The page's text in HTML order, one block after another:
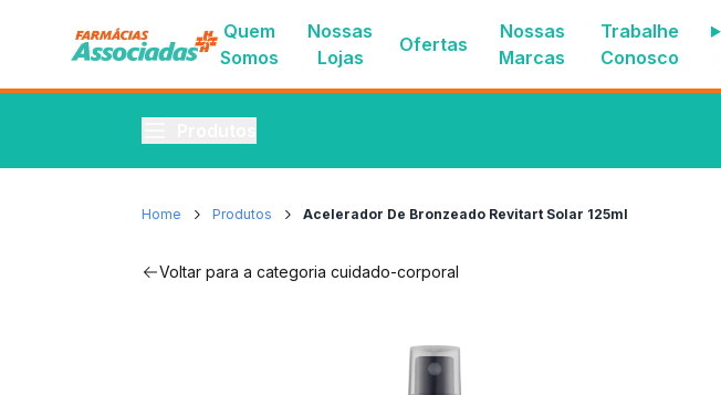
Quem
Somos
Nossas
Lojas
Ofertas
Nossas
Marcas
Trabalhe
Conosco
Home Produtos Acelerador De Bronzeado Revitart Solar 125ml
Voltar para a categoria cuidado-corporal